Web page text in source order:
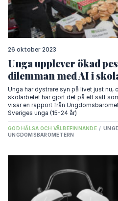
26 oktober 2023
Unga upplever ökad
dilemman med AI i
Unga har dystrare syn på livet just nu,
skolarbetet har gjort det på ett sätt
visar en rapport från
Sveriges unga (15-24 år)
GOD HÄLSA OCH VÄLBEFINNANDE /
UNGDOMSBAROMETERN